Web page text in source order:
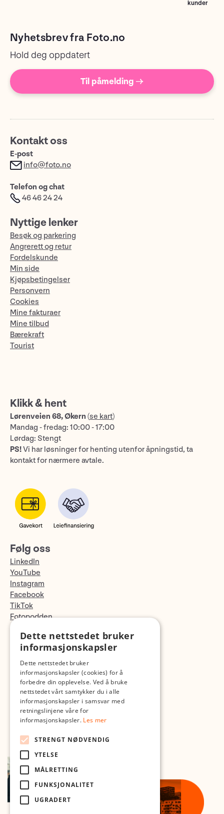
kunder
Nyhetsbrev fra Foto.no
Hold deg oppdatert
Til påmelding →
Kontakt oss
E-post
info@foto.no
Telefon og chat
46 46 24 24
Nyttige lenker
Besøk og parkering
Angrerett og retur
Fordelskunde
Min side
Kjøpsbetingelser
Personvern
Cookies
Mine fakturaer
Mine tilbud
Bærekraft
Tourist
Klikk & hent
Lørenveien 68, Økern (se kart)
Mandag - fredag: 10:00 - 17:00
Lørdag: Stengt
PS!Vi har løsninger for henting utenfor åpningstid, ta
kontakt for nærmere avtale.
Følg oss
LinkedIn
YouTube
Instagram
Facebook
TikTok
Fotopodden
Med forbehold om skrive- og lagerfeil
Dette nettstedet bruker
informasjonskapsler
Dette nettstedet bruker
informasjonskapsler (cookies) for å
forbedre din opplevelse. Ved å bruke
nettstedet vårt samtykker du i alle
informasjonskapsler i samsvar med
retningslinjene våre for
informasjonskapsler. Les mer
STRENGT NØDVENDIG
YTELSE
MÅLRETTING
FUNKSJONALITET
UGRADERT